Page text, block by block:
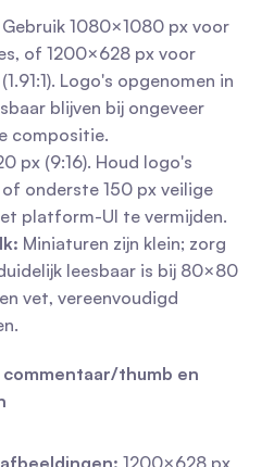
Gebruik 1080×1080 px voor
of 1200×628 px voor
Logo's opgenomen in
blijven bij ongeveer
compositie.
px (9:16). Houd logo's
onderste 150 px veilige
platform-UI te vermijden.
Miniaturen zijn klein; zorg
leesbaar is bij 80×80
vet, vereenvoudigd
thumb en
1200×628 px